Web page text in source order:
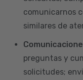
comunicarnos
similares de
preguntas y
solicitudes;